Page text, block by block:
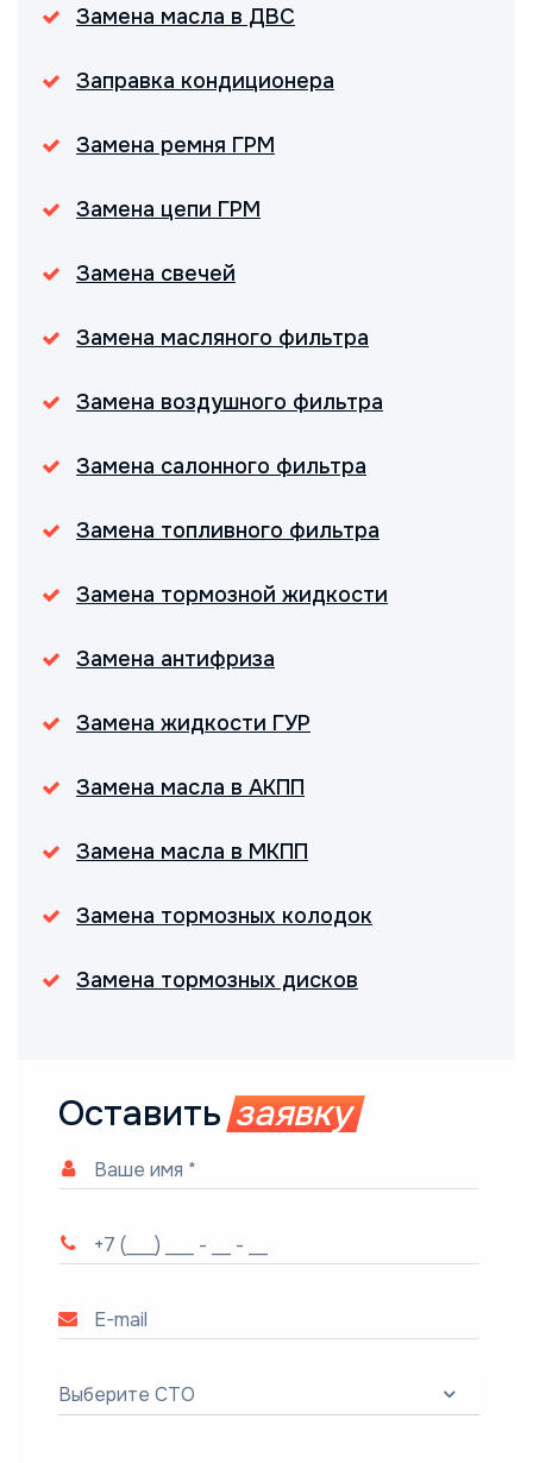
Замена масла в ДВС
Заправка кондиционера
Замена ремня ГРМ
Замена цепи ГРМ
Замена свечей
Замена масляного фильтра
Замена воздушного фильтра
Замена салонного фильтра
Замена топливного фильтра
Замена тормозной жидкости
Замена антифриза
Замена жидкости ГУР
Замена масла в АКПП
Замена масла в МКПП
Замена тормозных колодок
Замена тормозных дисков
Оставить заявку
Выберите СТО